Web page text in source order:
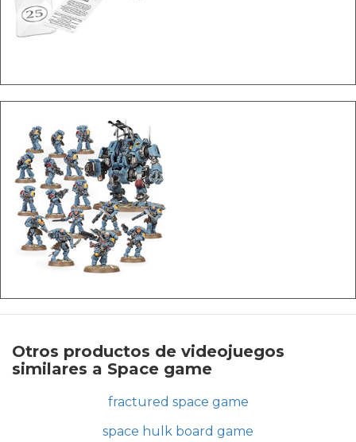
Otros productos de videojuegos
similares a Space game
fractured space game
space hulk board game